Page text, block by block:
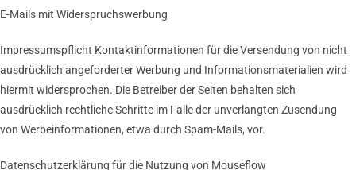
E-Mails mit Widerspruchswerbung
Impressumspflicht Kontaktinformationen für die Versendung von nicht
ausdrücklich angeforderter Werbung und Informationsmaterialien wird
hiermit widersprochen. Die Betreiber der Seiten behalten sich
ausdrücklich rechtliche Schritte im Falle der unverlangten Zusendung
von Werbeinformationen, etwa durch Spam-Mails, vor.
Datenschutzerklärung für die Nutzung von Mouseflow